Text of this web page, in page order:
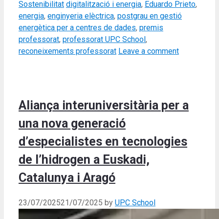
Sostenibilitat Tags
digitalització i energia, Eduardo Prieto,
energia, enginyeria elèctrica, postgrau en gestió
energètica per a centres de dades, premis
professorat, professorat UPC School,
reconeixements professorat Leave a comment
Aliança interuniversitària per a
una nova generació
d’especialistes en tecnologies
de l’hidrogen a Euskadi,
Catalunya i Aragó
23/07/202521/07/2025 by UPC School